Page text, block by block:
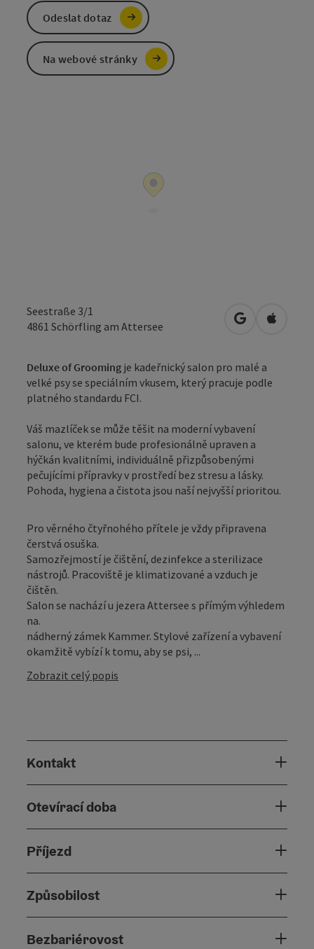
Seestraße 3/1
4861 Schörfling am Attersee Otevřít vOtevřít
Deluxe of Grooming je kadeřnický salon pro malé a
velké psy se speciálním vkusem, který pracuje podle
platného standardu FCI.
Váš mazlíček se může těšit na moderní vybavení
salonu, ve kterém bude profesionálně upraven a
hýčkán kvalitními, individuálně přizpůsobenými
pečujícími přípravky v prostředí bez stresu a lásky.
Pohoda, hygiena a čistota jsou naší nejvyšší prioritou.
Pro věrného čtyřnohého přítele je vždy připravena
čerstvá osuška.
Samozřejmostí je čištění, dezinfekce a sterilizace
nástrojů. Pracoviště je klimatizované a vzduch je
čištěn.
Salon se nachází u jezera Attersee s přímým výhledem
na.
nádherný zámek Kammer. Stylové zařízení a vybavení
okamžitě vybízí k tomu, aby se psi, ...
Zobrazit celý popis
Kontakt
Otevírací doba
Příjezd
Způsobilost
Bezbariérovost
Odeslat dotaz
Na webové stránky